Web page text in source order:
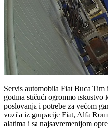
Servis automobila Fiat Buca
godina stičući ogromno iskustvo
poslovanja i potrebe za većom
vozila iz grupacije Fiat, Alfa
alatima i sa najsavremenijom